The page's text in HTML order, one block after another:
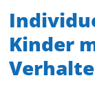
Kinder